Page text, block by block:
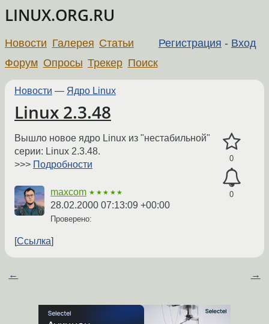
LINUX.ORG.RU
Регистрация - Вход
Новости Галерея Статьи
Форум Опросы Трекер Поиск
Новости — Ядро Linux
Linux 2.3.48
0
0
Вышло новое ядро Linux из "нестабильной"
серии: Linux 2.3.48.
>>> Подробности
maxcom ★★★★★
28.02.2000 07:13:09 +00:00
Проверено:
Ссылка
← →